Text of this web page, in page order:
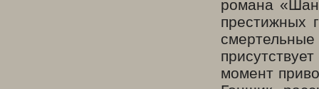
романа
престижных
момент